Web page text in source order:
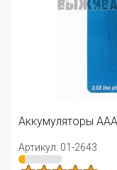
1000 мАч
☺Отзывов (3)